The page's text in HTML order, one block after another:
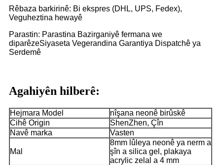
Rêbaza barkirinê: Bi ekspres (DHL, UPS, Fedex),
Veguheztina hewayê
Parastin: Parastina Bazirganiyê fermana we
diparêzeSiyaseta Vegerandina Garantiya Dispatchê ya
Serdemê
Agahiyên hilberê:
Hejmara Model
nîşana neonê birûskê
Cihê Origin
ShenZhen, Çîn
Navê marka
Vasten
Mal
8mm lûleya neonê ya nerm a
şîn a silica gel, plakaya
acrylic zelal a 4 mm